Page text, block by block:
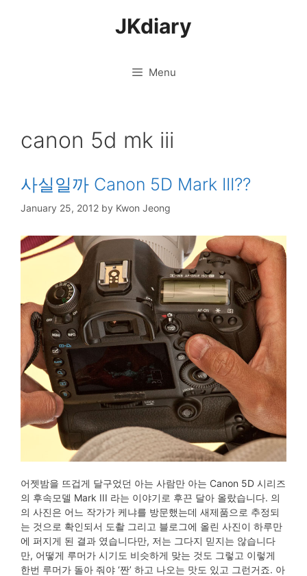
JKdiary
Menu
canon 5d mk iii
사실일까 Canon 5D Mark III??
January 25, 2012 by Kwon Jeong
어젯밤을 뜨겁게 달구었던 아는 사람만 아는 Canon 5D 시리즈
의 후속모델 Mark III 라는 이야기로 후끈 달아 올랐습니다. 의
의 사진은 어느 작가가 케냐를 방문했는데 새제품으로 추정되
는 것으로 확인되서 도촬 그리고 블로그에 올린 사진이 하루만
에 퍼지게 된 결과 였습니다만, 저는 그다지 믿지는 않습니다
만, 어떻게 루머가 시기도 비슷하게 맞는 것도 그렇고 이렇게
한번 루머가 돌아 줘야 ‘짠’ 하고 나오는 맛도 있고 그런거죠. 아